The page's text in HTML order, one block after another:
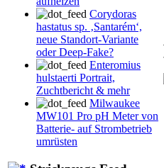
Corydoras
hastatus sp. ‚Santarém‘,
neue Standort-Variante
oder Deep-Fake?
Enteromius
hulstaerti Portrait,
Zuchtbericht & mehr
Milwaukee
MW101 Pro pH Meter von
Batterie- auf Strombetrieb
umrüsten